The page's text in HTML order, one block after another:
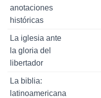
anotaciones
históricas
La iglesia ante
la gloria del
libertador
La biblia:
latinoamericana